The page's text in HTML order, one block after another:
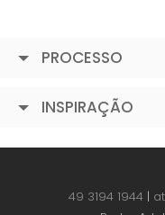
PROCESSO
INSPIRAÇÃO
49 3194 1944|